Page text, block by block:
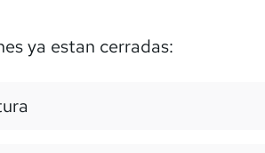
ya estan cerradas: